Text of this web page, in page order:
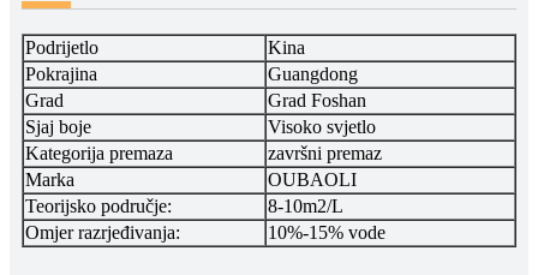
Podrijetlo
Kina
Pokrajina
Guangdong
Grad
Grad Foshan
Sjaj boje
Visoko svjetlo
Kategorija premaza
završni premaz
Marka
OUBAOLI
Teorijsko područje:
8-10m2/L
Omjer razrjeđivanja:
10%-15% vode